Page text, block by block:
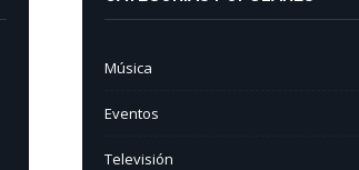
Música
Eventos
Televisión